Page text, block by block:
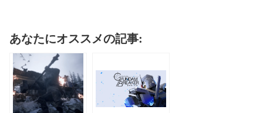
あなたにオススメの記事: